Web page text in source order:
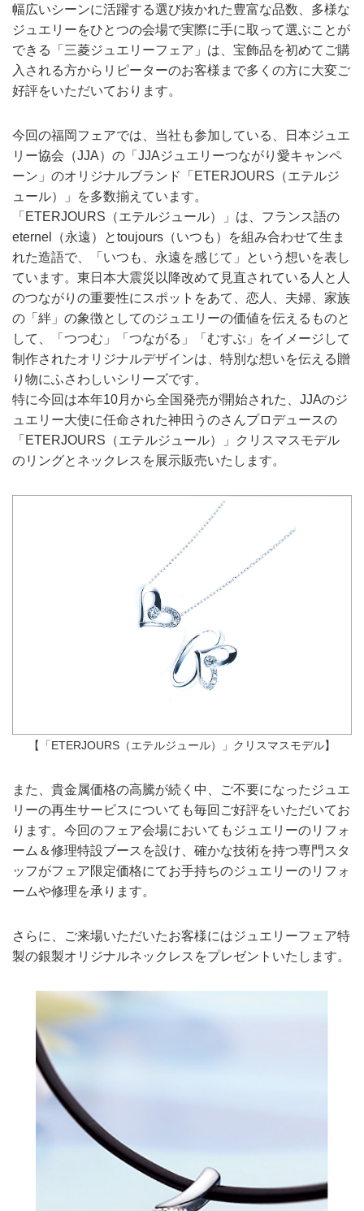
幅広いシーンに活躍する選び抜かれた豊富な品数、多様な
ジュエリーをひとつの会場で実際に手に取って選ぶことが
できる「三菱ジュエリーフェア」は、宝飾品を初めてご購
入される方からリピーターのお客様まで多くの方に大変ご
好評をいただいております。
今回の福岡フェアでは、当社も参加している、日本ジュエ
リー協会（JJA）の「JJAジュエリーつながり愛キャンペ
ーン」のオリジナルブランド「ETERJOURS（エテルジ
ュール）」を多数揃えています。
「ETERJOURS（エテルジュール）」は、フランス語の
eternel（永遠）とtoujours（いつも）を組み合わせて生ま
れた造語で、「いつも、永遠を感じて」という想いを表し
ています。東日本大震災以降改めて見直されている人と人
のつながりの重要性にスポットをあて、恋人、夫婦、家族
の「絆」の象徴としてのジュエリーの価値を伝えるものと
して、「つつむ」「つながる」「むすぶ」をイメージして
制作されたオリジナルデザインは、特別な想いを伝える贈
り物にふさわしいシリーズです。
特に今回は本年10月から全国発売が開始された、JJAのジ
ュエリー大使に任命された神田うのさんプロデュースの
「ETERJOURS（エテルジュール）」クリスマスモデル
のリングとネックレスを展示販売いたします。
【「ETERJOURS（エテルジュール）」クリスマスモデル】
また、貴金属価格の高騰が続く中、ご不要になったジュエ
リーの再生サービスについても毎回ご好評をいただいてお
ります。今回のフェア会場においてもジュエリーのリフォ
ーム＆修理特設ブースを設け、確かな技術を持つ専門スタ
ッフがフェア限定価格にてお手持ちのジュエリーのリフォ
ームや修理を承ります。
さらに、ご来場いただいたお客様にはジュエリーフェア特
製の銀製オリジナルネックレスをプレゼントいたします。